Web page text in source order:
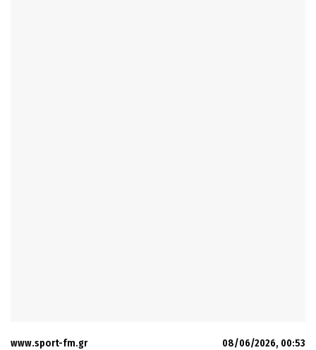
www.sport-fm.gr 08/06/2026, 00:53